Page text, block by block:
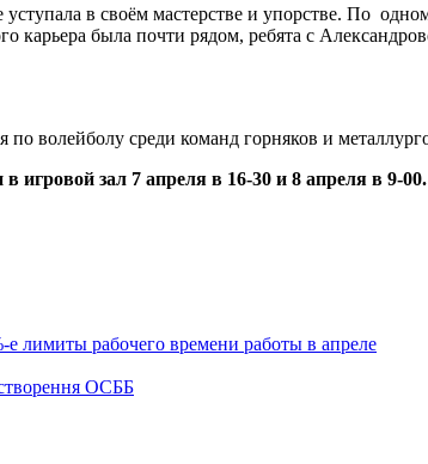
в своём мастерстве и упорстве. По
карьера была почти рядом, ребята с
по волейболу среди команд горняков и
игровой зал 7 апреля в 16-30 и 8 апреля в 9-00.
лимиты рабочего времени работы в апреле
ОСББ